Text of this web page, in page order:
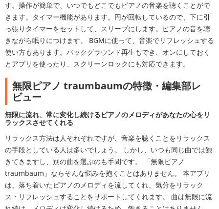
す。操作が簡単で、いつでもどこでもピアノの音楽を聴くことがで
きます。タイマー機能があります。円が回転しているので、下に引
っ張りタイマーをセットして、スリープにします。ピアノの音を聴
きながら眠りにつけます。 BGMに使って、音楽でリフレッシュする
使い方もあります。バックグラウンド再生もでき、オンにしておく
とアプリを使ったり、スクリーンロックにも対応できます。
無限ピアノ traumbaumの特徴・編集部レ
ビュー
無限に流れ、常に変化し続けるピアノのメロディがあなたの心をリ
ラックスさせてくれる
リラックス方法は人それぞれですが、音楽を聴くことをリラックス
の手段としている人は多いでしょう。 しかし、いつも同じ曲では飽
きてきますし、別の曲を選ぶのも手間です。 「無限ピアノ
traumbaum」ならそんな悩みを抱くことはありません。 本アプリ
は、落ち着いたピアノのメロディを流してくれ、気分をリラック
ス・リフレッシュすることをサポートしてくれます。 曲は無限に流